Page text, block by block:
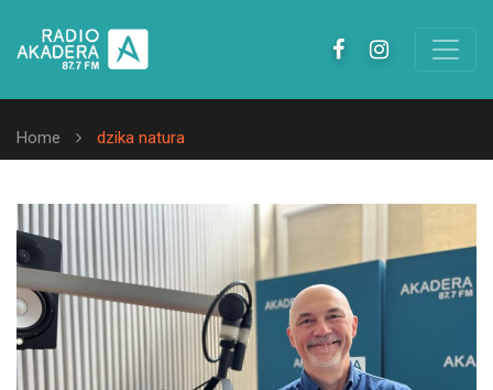
Home dzika natura